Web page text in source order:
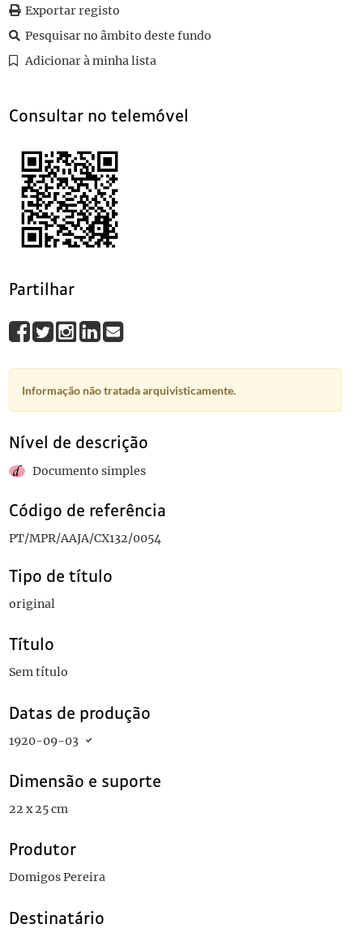
0056
Sem título
0058
0059 Sem título 1920-06-05
Exportar registo
Pesquisar no âmbito deste fundo
Adicionar à minha lista
Consultar no telemóvel
Partilhar
Informação não tratada arquivisticamente.
Nível de descrição
Documento simples
Código de referência
PT/MPR/AAJA/CX132/0054
Tipo de título
original
Título
Sem título
Datas de produção
1920-09-03
Dimensão e suporte
22 x 25 cm
Produtor
Domigos Pereira
Destinatário